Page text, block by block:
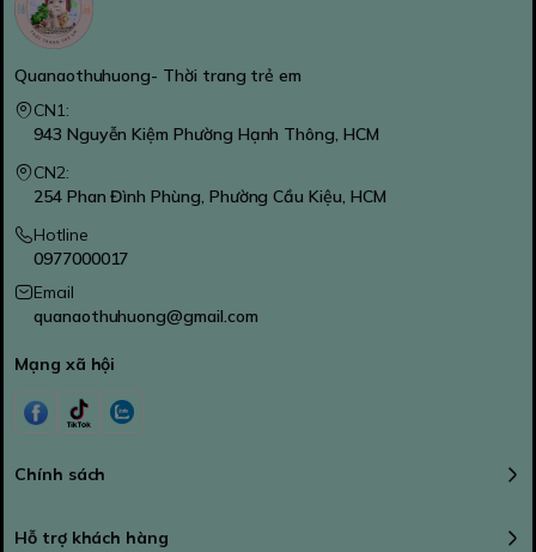
Quanaothuhuong- Thời trang trẻ em
CN1:
943 Nguyễn Kiệm Phường Hạnh Thông, HCM
CN2:
254 Phan Đình Phùng, Phường Cầu Kiệu, HCM
Hotline
0977000017
Email
quanaothuhuong@gmail.com
Mạng xã hội
Chính sách
Hỗ trợ khách hàng